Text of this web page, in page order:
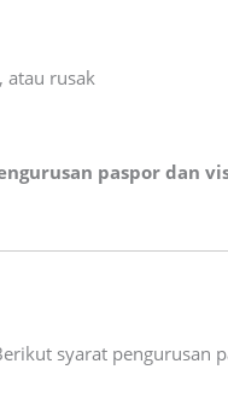
atau rusak
paspor dan
syarat pengurusan